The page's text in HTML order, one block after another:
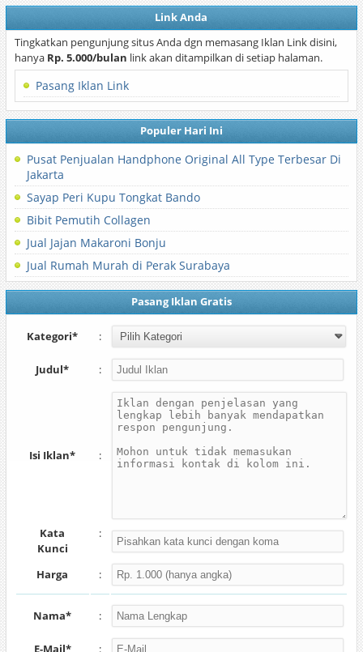
Link Anda
Tingkatkan pengunjung situs Anda dgn memasang Iklan Link disini,
hanya Rp. 5.000/bulan link akan ditampilkan di setiap halaman.
Pasang Iklan Link
Populer Hari Ini
Pusat Penjualan Handphone Original All Type Terbesar Di
Jakarta
Sayap Peri Kupu Tongkat Bando
Bibit Pemutih Collagen
Jual Jajan Makaroni Bonju
Jual Rumah Murah di Perak Surabaya
Pasang Iklan Gratis
Kategori* :
Judul* :
Isi Iklan* :
Kata
Kunci
:
Harga :
Nama* :
E-Mail* :